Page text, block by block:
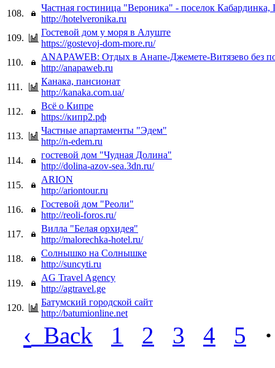
108.
Частная гостиница "Вероника" - поселок Кабардинка,
http://hotelveronika.ru
109.
Гостевой дом у моря в Алуште
https://gostevoj-dom-more.ru/
110.
ANAPAWEB: Отдых в Анапе-Джемете-Витязево без
http://anapaweb.ru
111.
Канака, пансионат
http://kanaka.com.ua/
112.
Всё о Кипре
https://кипр2.рф
113.
Частные апартаменты "Эдем"
http://n-edem.ru
114.
гостевой дом "Чудная Долина"
http://dolina-azov-sea.3dn.ru/
115.
ARION
http://ariontour.ru
116.
Гостевой дом "Реоли"
http://reoli-foros.ru/
117.
Вилла "Белая орхидея"
http://malorechka-hotel.ru/
118.
Cолнышко на Cолнышке
http://suncyti.ru
119.
AG Travel Agency
http://agtravel.ge
120.
Батумский городской сайт
http://batumionline.net
‹ Back 1 2 3 4 5